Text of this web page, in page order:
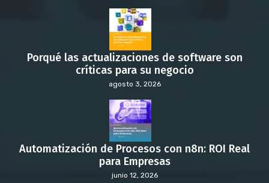
Porqué las actualizaciones de software son
críticas para su negocio
agosto 3, 2026
Automatización de Procesos con n8n: ROI Real
para Empresas
junio 12, 2026